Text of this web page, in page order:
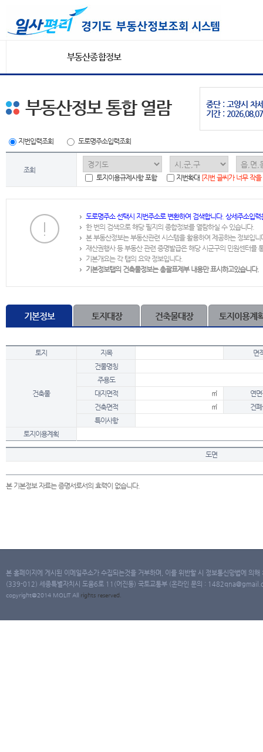
부동산종합정보
중단 : 고양시 차
기간 :
부동산정보 통합 열람
지번입력조회 도로명주소입력조회
조회
토지이용규제사항 포함
지번확대 [지번 글씨가 너무 작
도로명주소 선택시 지번주소로 변환하여 검색합니다. 상세주소입
한 번의 검색으로 해당 필지의 종합정보를 열람하실 수 있습니다.
본 부동산정보는 부동산관련 시스템을 활용하여 제공하는 정보입니
재산권행사 등 부동산 관련 증명발급은 해당 시군구의 민원센터를
기본개요는 각 탭의 요약 정보입니다.
기본정보탭의 건축물정보는 총괄표제부 내용만 표시하고있습니다.
기본정보 토지대장 건축물대장 토지이용계
토지 지목 면
건축물
건물명칭
주용도
대지면적
㎡
연
건축면적
㎡
건
특이사항
토지이용계획
도면
본 기본정보 자료는 증명서로서의 효력이 없습니다.
본 홈페이지에 게시된 이메일주소가 수집되는것을 거부하며, 이를 위반할 시 정보통신망법에 의
(339-012) 세종특별자치시 도움6로 11(어진동) 국토교통부 (온라인 문의 :
copyright@2014 MOLIT All rights reserved.